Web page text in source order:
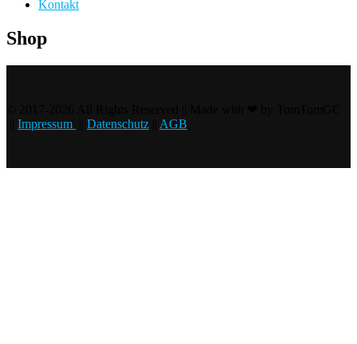
Kontakt
Shop
Impressum Datenschutz AGB